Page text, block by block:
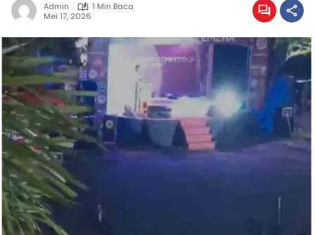
Admin
1 Min Baca
Mei 17, 2026